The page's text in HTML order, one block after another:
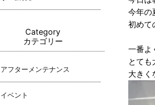
今年の
初めて
一番よ
とても
大きく
Category
カテゴリー
アフターメンテナンス
イベント